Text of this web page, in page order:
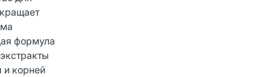
формула
и корней